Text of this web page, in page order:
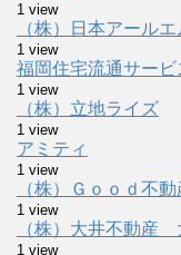
1 view
（株）日本アール
1 view
福岡住宅流通サービ
1 view
（株）立地ライズ
1 view
アミティ
1 view
（株）Ｇｏｏｄ不
1 view
（株）大井不動産
1 view